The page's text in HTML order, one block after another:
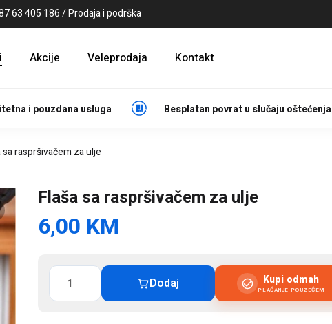
63 405 186 / Prodaja i podrška
Akcije Veleprodaja Kontakt
i pouzdana usluga Besplatan povrat u slučaju oštećenja
sa raspršivačem za ulje
Flaša sa raspršivačem za ulje
6,00 KM
Flaša
raspršivačem
Dodaj Kupi odmah
PLAĆANJE POUZEĆEM